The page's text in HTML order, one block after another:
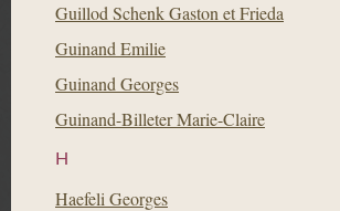
Guillod Schenk Gaston et Frieda
Guinand Emilie
Guinand Georges
Guinand-Billeter Marie-Claire
H
Haefeli Georges